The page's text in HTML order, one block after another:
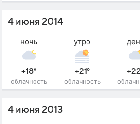
4 июня 2014
ночь
+18°
облачность
утро
+21°
облачность
4 июня 2013